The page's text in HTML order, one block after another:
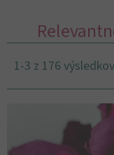
1-3 z 176 výsledkov